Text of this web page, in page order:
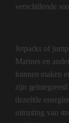
verschillende
Jetpacks of
Marines en
kunnen maken
zijn
dezelfde
uitrusting van